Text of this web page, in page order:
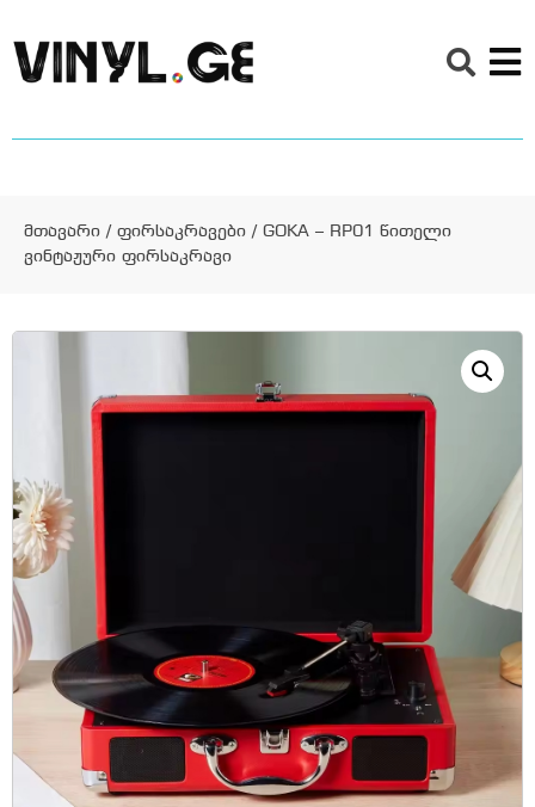
მთავარი / ფირსაკრავები / GOKA – RP01 წითელი
ვინტაჟური ფირსაკრავი